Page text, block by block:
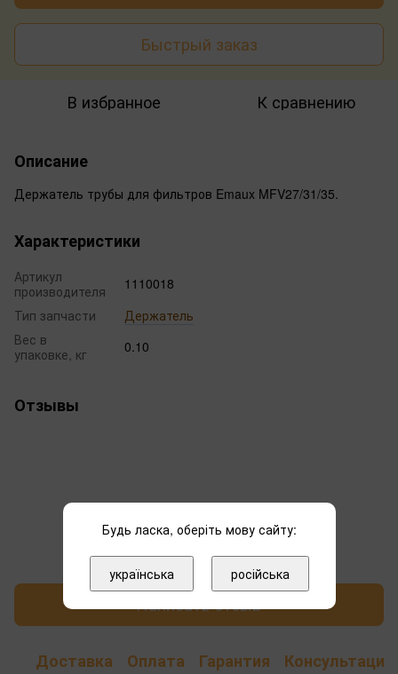
Быстрый заказ
В избранное К сравнению
Описание
Держатель трубы для фильтров Emaux MFV27/31/35.
Характеристики
Артикул
производителя
1110018
Тип запчасти
Держатель
Вес в
упаковке, кг
0.10
Отзывы
Добавьте первый отзыв
Написать отзыв
Доставка Оплата Гарантия Консультация
Будь ласка, оберіть мову сайту:
українська російська